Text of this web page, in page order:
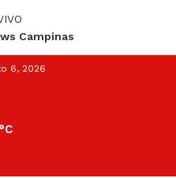
Campinas
6, 2026